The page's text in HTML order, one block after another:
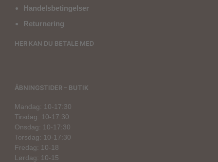
Handelsbetingelser
Returnering
HER KAN DU BETALE MED
ÅBNINGSTIDER – BUTIK
Mandag: 10-17:30
Tirsdag: 10-17:30
Onsdag: 10-17:30
Torsdag: 10-17:30
Fredag: 10-18
Lørdag: 10-15